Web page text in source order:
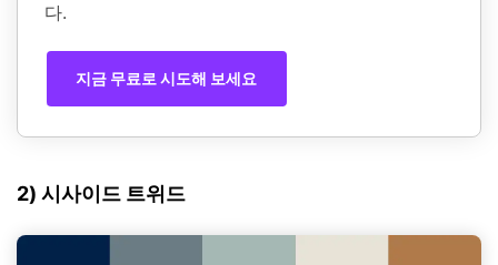
다.
지금 무료로 시도해 보세요
2) 시사이드 트위드